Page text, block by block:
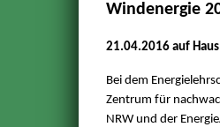
Windenergie
21.04.2016 auf Haus
Bei dem
Zentrum für
NRW und der